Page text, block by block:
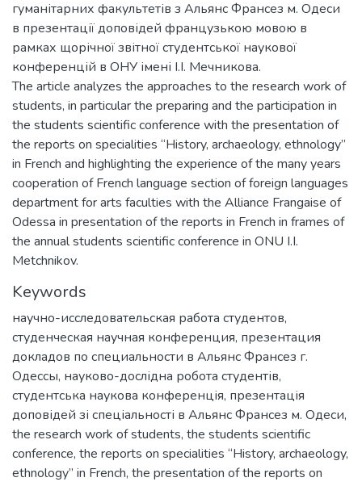
гуманітарних факультетів з Альянс Франсез м. Одеси
в презентації доповідей французькою мовою в
рамках щорічної звітної студентської наукової
конференцій в ОНУ імені І.І. Мечникова.
The article analyzes the approaches to the research work of
students, in particular the preparing and the participation in
the students scientific conference with the presentation of
the reports on specialities “History, archaeology, ethnology”
in French and highlighting the experience of the many years
cooperation of French language section of foreign languages
department for arts faculties with the Alliance Frangaise of
Odessa in presentation of the reports in French in frames of
the annual students scientific conference in ONU I.I.
Metchnikov.
Keywords
научно-исследовательская работа студентов,
студенческая научная конференция, презентация
докладов по специальности в Альянс Франсез г.
Одессы, науково-дослідна робота студентів,
студентська наукова конференція, презентація
доповідей зі спеціальності в Альянс Франсез м. Одеси,
the research work of students, the students scientific
conference, the reports on specialities “History, archaeology,
ethnology” in French, the presentation of the reports on